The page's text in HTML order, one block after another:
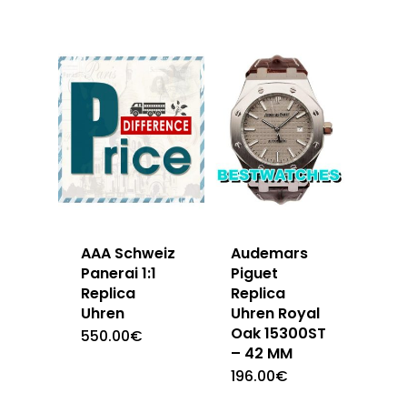
AAA Schweiz
Panerai 1:1
Replica
Uhren
550.00€
Audemars
Piguet
Replica
Uhren Royal
Oak 15300ST
– 42 MM
196.00€